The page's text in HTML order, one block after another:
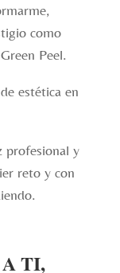
como
Peel.
estética en
profesional y
reto y con
TI,